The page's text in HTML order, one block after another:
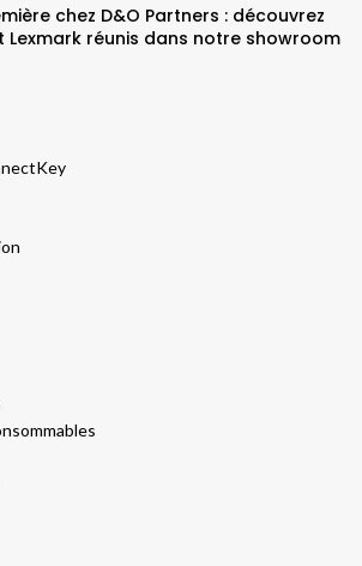
chez D&O Partners : découvrez
Lexmark réunis dans notre showroom